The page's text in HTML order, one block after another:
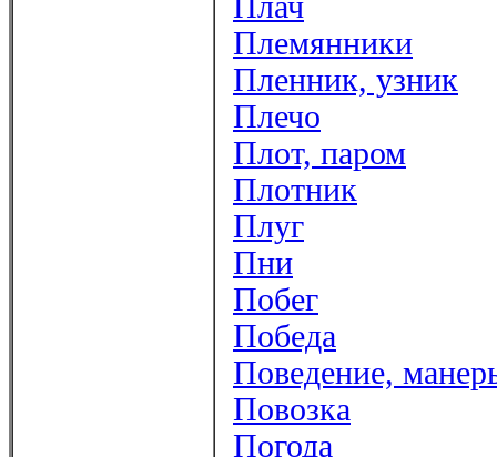
Племянники
Пленник, узник
Плечо
Плот, паром
Плотник
Плуг
Пни
Побег
Победа
Поведение,
Повозка
Погода